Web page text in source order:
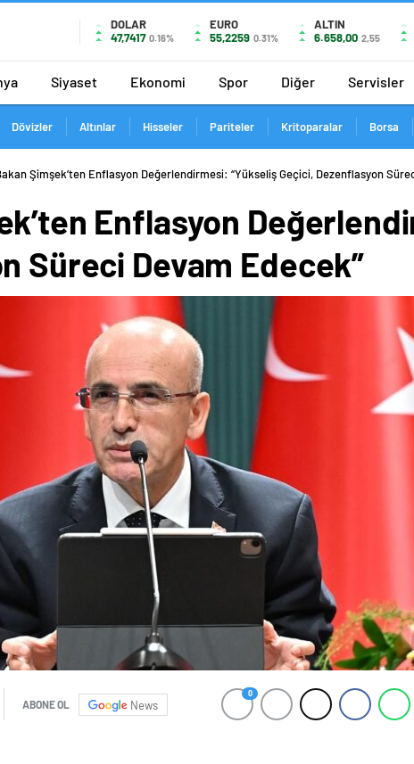
DOLAR
47,7417 0.16%
EURO
55,2259 0.31%
ALTIN
6.658,00 2,55
Siyaset Ekonomi Spor Diğer Servisler
Dövizler Altınlar Hisseler Pariteler Kritoparalar Borsa
Şimşek’ten Enflasyon Değerlendirmesi: “Yükseliş Geçici, Dezenflasyon
Enflasyon
Süreci Devam Edecek”
ABONE OL News
0